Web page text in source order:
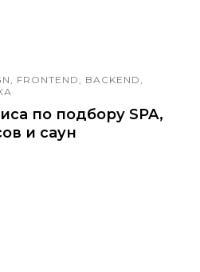
FRONTEND, BACKEND,
по подбору SPA,
и саун